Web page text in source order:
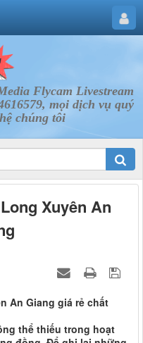
Flycam Livestream
mọi dịch vụ quý
chúng tôi
Xuyên An
An Giang giá rẻ chất
thể thiếu trong hoạt